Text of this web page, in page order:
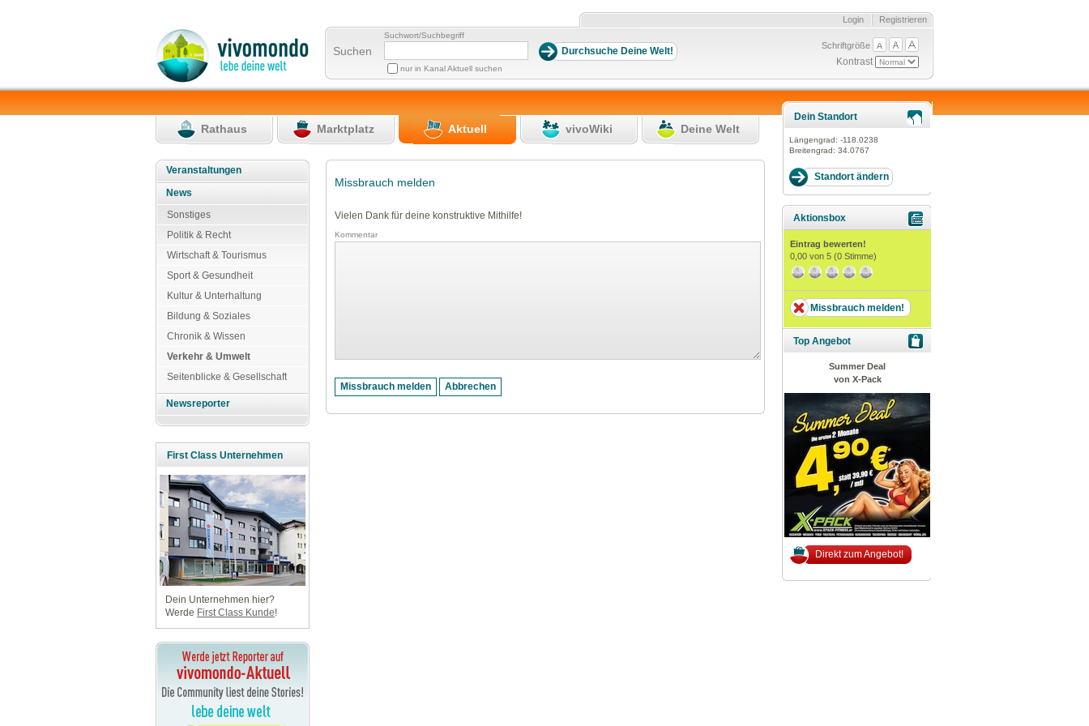
Registrieren
Login
Suchen
Suchwort/Suchbegriff
nur in Kanal Aktuell suchen
Schriftgröße
Kontrast
Rathaus Marktplatz Aktuell vivoWiki Deine Welt
Veranstaltungen
News
Sonstiges
Politik & Recht
Wirtschaft & Tourismus
Sport & Gesundheit
Kultur & Unterhaltung
Bildung & Soziales
Chronik & Wissen
Verkehr & Umwelt
Seitenblicke & Gesellschaft
Newsreporter
First Class Unternehmen
Dein Unternehmen hier?
Werde First Class Kunde!
Missbrauch melden
Vielen Dank für deine konstruktive Mithilfe!
Kommentar
Dein Standort
Längengrad: -118.0238
Breitengrad: 34.0767
Aktionsbox
Eintrag bewerten!
0,00 von 5 (0 Stimme)
Missbrauch melden!
Top Angebot
Summer Deal
von X-Pack
Direkt zum Angebot!